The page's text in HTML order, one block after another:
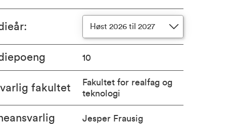
: Høst 2026 til 2027
10
fakultet
Fakultet for realfag og
teknologi
Jesper Frausig